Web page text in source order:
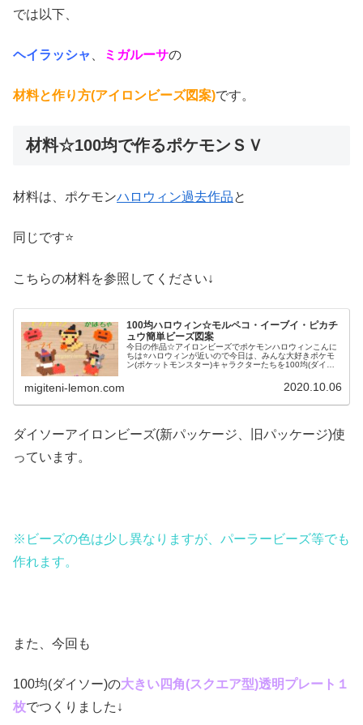
では以下、
ヘイラッシャ ミガルーサの
材料と作り方(アイロンビーズ図案)です。
材料☆100均で作るポケモンＳＶ
材料は、ポケモンハロウィン過去作品と
同じです⭐
こちらの材料を参照してください↓
100均ハロウィン☆モルペコ・イーブイ・ピカチ
ュウ簡単ビーズ図案
今日の作品☆アイロンビーズでポケモンハロウィンこんに
ちは⭐ハロウィンが近いので今日は、みんな大好きポケモ
ン(ポケットモンスター)キャラクターたちを100均(ダイソ
migiteni-lemon.com 2020.10.06
ダイソーアイロンビーズ(新パッケージ、旧パッケージ)使
っています。
※ビーズの色は少し異なりますが、パーラービーズ等でも
作れます。
また、今回も
100均(ダイソー)の大きい四角(スクエア型)透明プレート１
枚でつくりました↓